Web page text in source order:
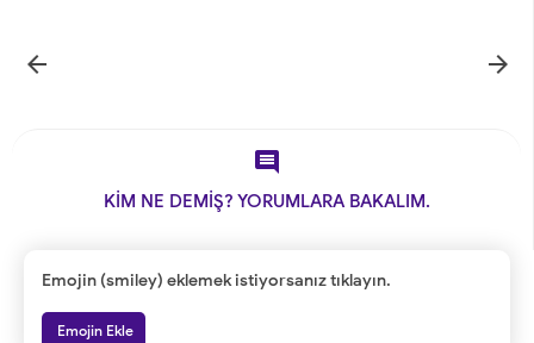
 

KİM NE DEMİŞ? YORUMLARA BAKALIM.
Emojin (smiley) eklemek istiyorsanız tıklayın.
Emojin Ekle